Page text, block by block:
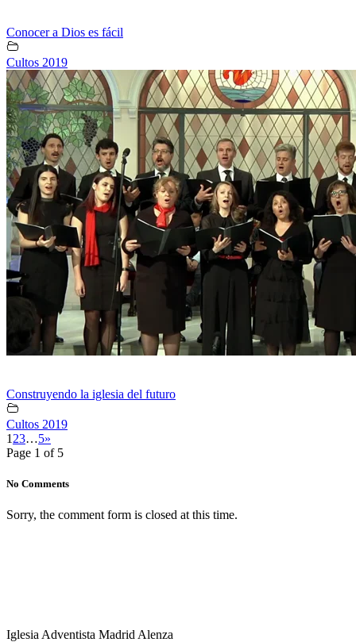
Conocer a Dios es fácil
Cultos 2019
Construyendo la iglesia del futuro
Cultos 2019
1 23…5»
Page 1 of 5
No Comments
Sorry, the comment form is closed at this time.
Iglesia Adventista Madrid Alenza